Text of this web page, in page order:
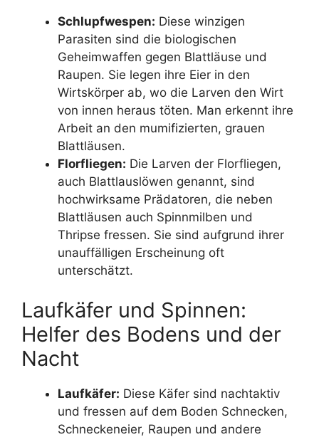
Schlupfwespen: Diese winzigen
Parasiten sind die biologischen
Geheimwaffen gegen Blattläuse und
Raupen. Sie legen ihre Eier in den
Wirtskörper ab, wo die Larven den Wirt
von innen heraus töten. Man erkennt ihre
Arbeit an den mumifizierten, grauen
Blattläusen.
Florfliegen: Die Larven der Florfliegen,
auch Blattlauslöwen genannt, sind
hochwirksame Prädatoren, die neben
Blattläusen auch Spinnmilben und
Thripse fressen. Sie sind aufgrund ihrer
unauffälligen Erscheinung oft
unterschätzt.
Laufkäfer und Spinnen:
Helfer des Bodens und der
Nacht
Laufkäfer: Diese Käfer sind nachtaktiv
und fressen auf dem Boden Schnecken,
Schneckeneier, Raupen und andere